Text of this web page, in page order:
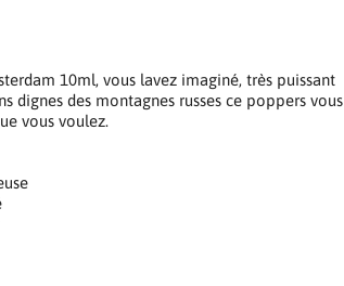
10ml, vous lavez imaginé, très puissant
dignes des montagnes russes ce poppers vous
vous voulez.